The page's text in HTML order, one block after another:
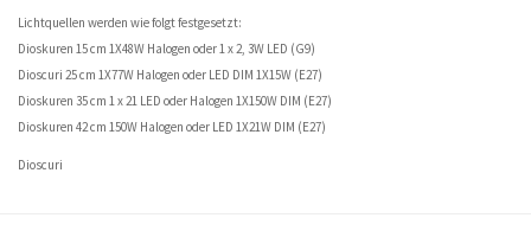
Lichtquellen werden wie folgt festgesetzt:
Dioskuren 15 cm 1X48W Halogen oder 1 x 2, 3W LED (G9)
Dioscuri 25 cm 1X77W Halogen oder LED DIM 1X15W (E27)
Dioskuren 35 cm 1 x 21 LED oder Halogen 1X150W DIM (E27)
Dioskuren 42 cm 150W Halogen oder LED 1X21W DIM (E27)
Dioscuri